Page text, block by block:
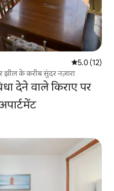
औसत रेटिंग 5
5.0 (12)
झील के करीब सुंदर नज़ारा
देने वाले किराए पर